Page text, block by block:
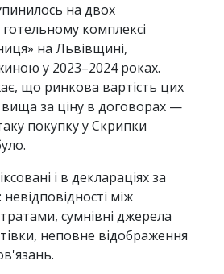
на двох
комплексі
на Львівщині,
у 2023–2024 роках.
що ринкова вартість цих
вища за ціну в договорах —
покупку у Скрипки
і в деклараціях за
між
сумнівні джерела
неповне відображення